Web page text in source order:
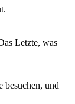
Letzte, was
besuchen, und